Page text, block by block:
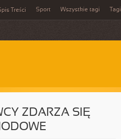
Treści Sport Wszystkie tagi Tagi
ZDARZA SIĘ